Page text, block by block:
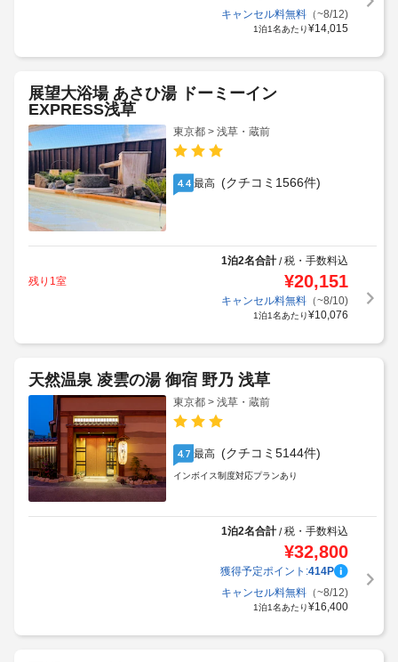
キャンセル料無料（~8/12)
1泊1名あたり¥14,015
展望大浴場 あさひ湯 ドーミーイン
EXPRESS浅草
東京都 > 浅草・蔵前
4.4 最高 (クチコミ1566件)
1泊2名合計/税・手数料込
残り1室
¥20,151
キャンセル料無料（~8/10)
1泊1名あたり¥10,076
天然温泉 凌雲の湯 御宿 野乃 浅草
東京都 > 浅草・蔵前
4.7 最高 (クチコミ5144件)
インボイス制度対応プランあり
1泊2名合計/税・手数料込
¥32,800
獲得予定ポイント:414P
キャンセル料無料（~8/12)
1泊1名あたり¥16,400